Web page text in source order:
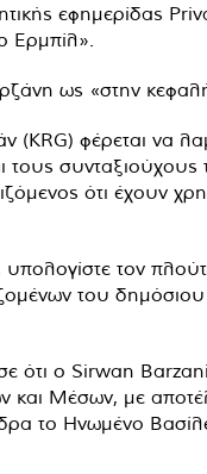
εφημερίδας
Ερμπίλ».
ως «στην
(KRG) φέρεται να
ότι έχουν
τον
του
ότι ο Sirwan
και Μέσων, με
το Ηνωμένο